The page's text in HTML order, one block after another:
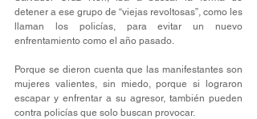
detener a ese grupo de “viejas revoltosas”, como les
llaman los policías, para evitar un nuevo
enfrentamiento como el año pasado.
Porque se dieron cuenta que las manifestantes son
mujeres valientes, sin miedo, porque si lograron
escapar y enfrentar a su agresor, también pueden
contra policías que solo buscan provocar.